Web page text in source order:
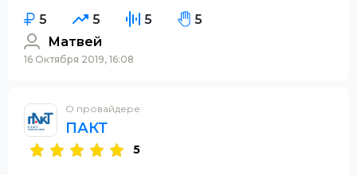
5 5 5
5
Матвей
16 Октября 2019, 16:08
О провайдере
ПАКТ
5